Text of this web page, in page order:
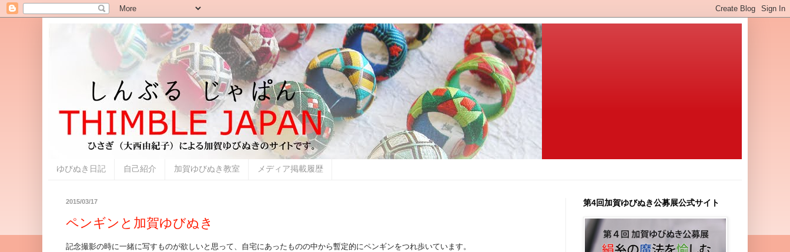
ゆびぬき日記 自己紹介 加賀ゆびぬき教室 メディア掲載履歴
2015/03/17
ペンギンと加賀ゆびぬき
記念撮影の時に一緒に写すものが欲しいと思って、自宅にあったものの中から暫定的にペンギンをつれ歩いています。
第4回加賀ゆびぬき公募展公式サイト